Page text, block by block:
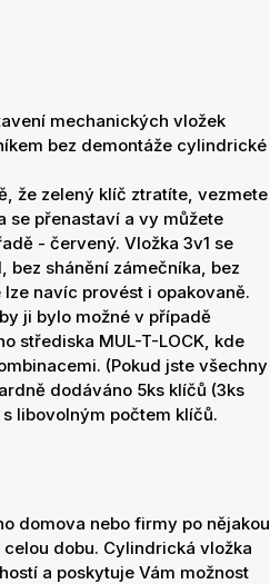
mechanických vložek
bez demontáže cylindrické
že zelený klíč ztratíte, vezmete
se přenastaví a vy můžete
- červený. Vložka 3v1 se
bez shánění zámečníka, bez
navíc provést i opakovaně.
ji bylo možné v případě
střediska MUL-T-LOCK, kde
(Pokud jste všechny
dodáváno 5ks klíčů (3ks
libovolným počtem klíčů.
domova nebo firmy po nějakou
dobu. Cylindrická vložka
a poskytuje Vám možnost